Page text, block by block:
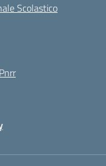
Scolastico